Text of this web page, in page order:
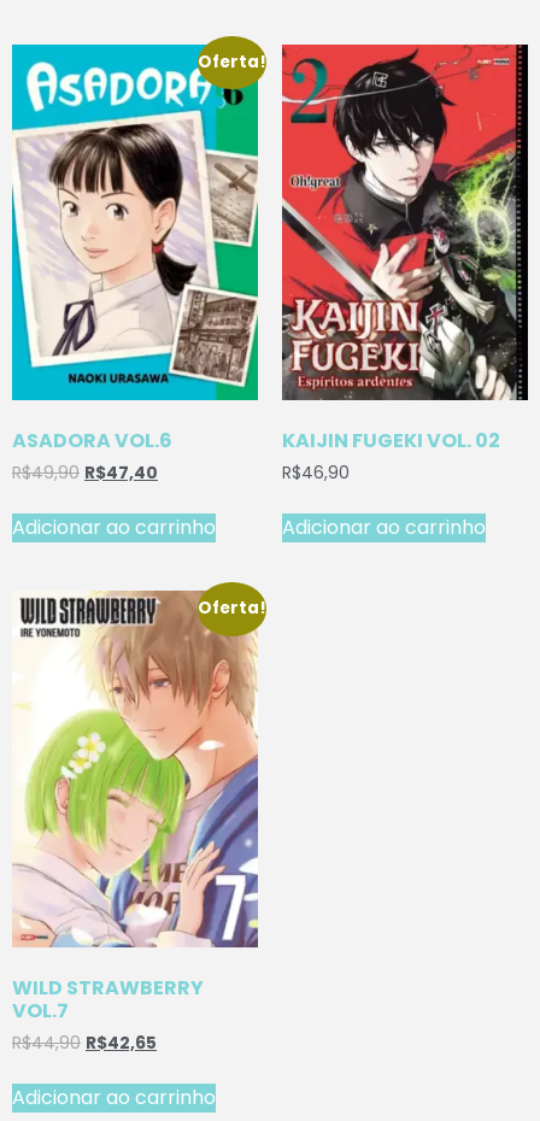
Oferta!
ASADORA VOL.6
R$49,90 R$47,40
Adicionar ao carrinho
KAIJIN FUGEKI VOL. 02
R$46,90
Adicionar ao carrinho
Oferta!
WILD STRAWBERRY
VOL.7
R$44,90 R$42,65
Adicionar ao carrinho